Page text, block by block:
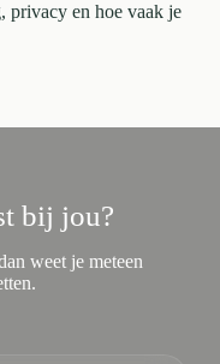
privacy en hoe vaak je
bij jou?
weet je meteen